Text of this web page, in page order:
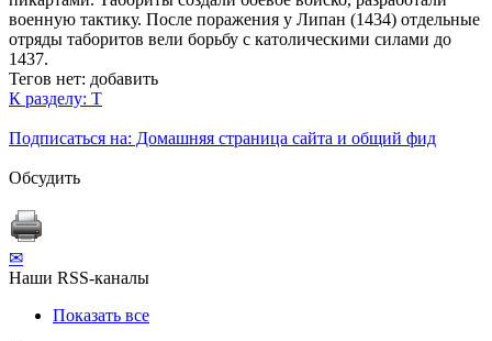
военную тактику. После поражения у Липан (1434) отдельные
отряды таборитов вели борьбу с католическими силами до
1437.
Тегов нет: добавить
К разделу: Т
Подписаться на: Домашняя страница сайта и общий фид
Обсудить
✉
Наши RSS-каналы
Показать все